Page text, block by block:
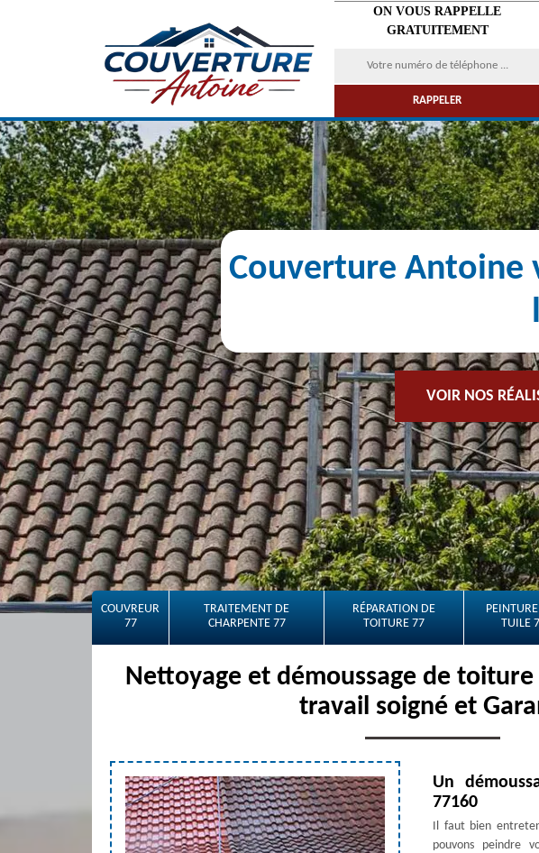
ON VOUS RAPPELLE
GRATUITEMENT
Couverture Antoine
VOIR NOS
COUVREUR
77
TRAITEMENT DE
CHARPENTE 77
RÉPARATION DE
TOITURE 77
TUILE
Nettoyage et démoussage de
travail soigné et
Un
77160
Il faut bien
pouvons peindre